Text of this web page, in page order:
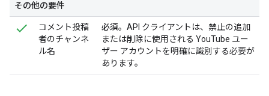
その他の要件
コメント投稿
者のチャンネ
ル名
必須。API クライアントは、禁止の追加
または削除に使用される YouTube ユー
ザー アカウントを明確に識別する必要が
あります。